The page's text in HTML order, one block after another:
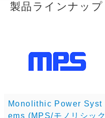
製品ラインナップ
Monolithic Power Syst
ems (MPS/モノリシック